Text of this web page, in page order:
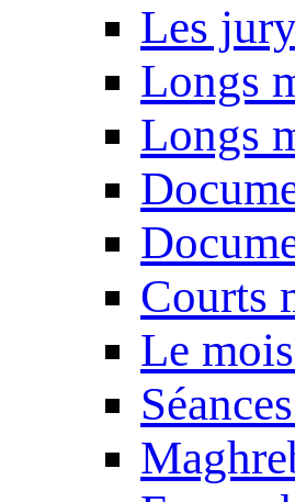
Les
Longs
Longs
Courts
Le